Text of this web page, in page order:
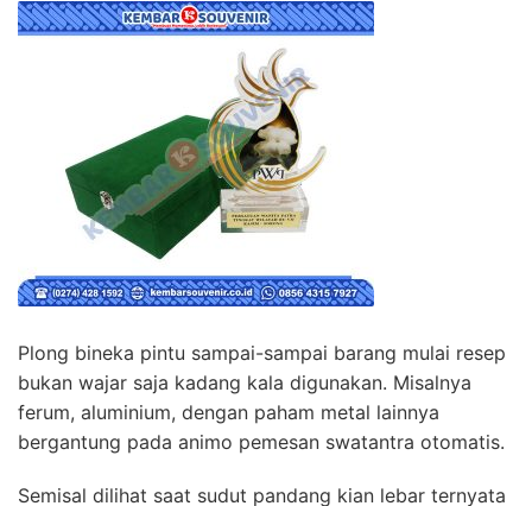
Plong bineka pintu sampai-sampai barang mulai resep
bukan wajar saja kadang kala digunakan. Misalnya
ferum, aluminium, dengan paham metal lainnya
bergantung pada animo pemesan swatantra otomatis.
Semisal dilihat saat sudut pandang kian lebar ternyata